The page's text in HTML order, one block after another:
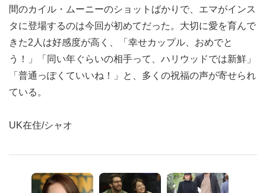
間のカイル・ムーニーのショットばかりで、エマがインス
タに登場するのは今回が初めてだった。大切に愛を育んで
きた2人は好感度が高く、「幸せカップル、おめでと
う！」「同い年ぐらいの相手って、ハリウッドでは新鮮」
「普通っぽくていいね！」と、多くの祝福の声が寄せられ
ている。
UK在住/シャオ